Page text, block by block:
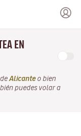
EN
Alicante o bien
puedes volar a